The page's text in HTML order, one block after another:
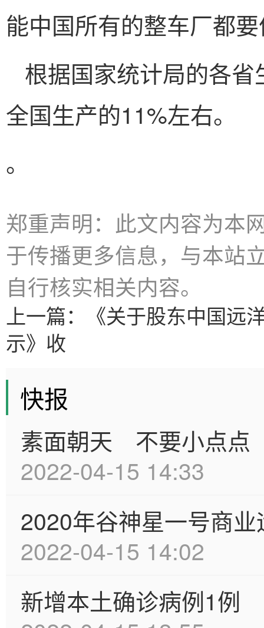
能中国所有的整车厂都
根据国家统计局的各
全国生产的11%左右。
。
郑重声明：此文内容为本
于传播更多信息，与本站
自行核实相关内容。
上一篇：
《关于股东中国远
示》收
快报
素面朝天 不要小点点
2022-04-15 14:33
2020年谷神星一号商
2022-04-15 14:02
新增本土确诊病例1例